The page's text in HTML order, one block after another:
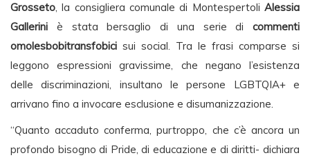
Grosseto, la consigliera comunale di Montespertoli Alessia
Gallerini è stata bersaglio di una serie di commenti
omolesbobitransfobici sui social. Tra le frasi comparse si
leggono espressioni gravissime, che negano l’esistenza
delle discriminazioni, insultano le persone LGBTQIA+ e
arrivano fino a invocare esclusione e disumanizzazione.
“Quanto accaduto conferma, purtroppo, che c’è ancora un
profondo bisogno di Pride, di educazione e di diritti- dichiara